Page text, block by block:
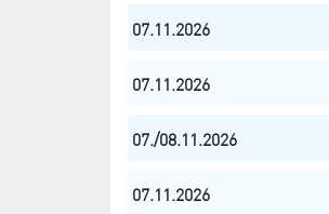
07.11.2026
07.11.2026
07./08.11.2026
07.11.2026